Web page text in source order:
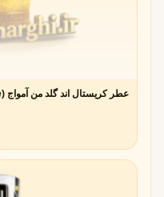
عطر کریستال اند گلد من آمواج (Cristal & Gold Man Amouage)